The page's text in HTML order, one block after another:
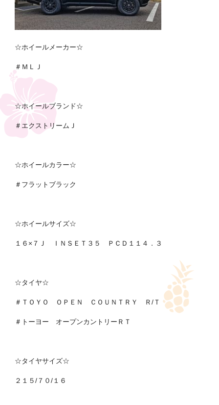
☆ホイールメーカー☆
＃ＭＬＪ
☆ホイールブランド☆
＃エクストリームＪ
☆ホイールカラー☆
＃フラットブラック
☆ホイールサイズ☆
１６×７Ｊ ＩＮＳＥＴ３５ ＰＣＤ１１４．３
☆タイヤ☆
＃ＴＯＹＯ ＯＰＥＮ ＣＯＵＮＴＲＹ Ｒ/Ｔ
＃トーヨー オープンカントリーＲＴ
☆タイヤサイズ☆
２１５/７０/１６